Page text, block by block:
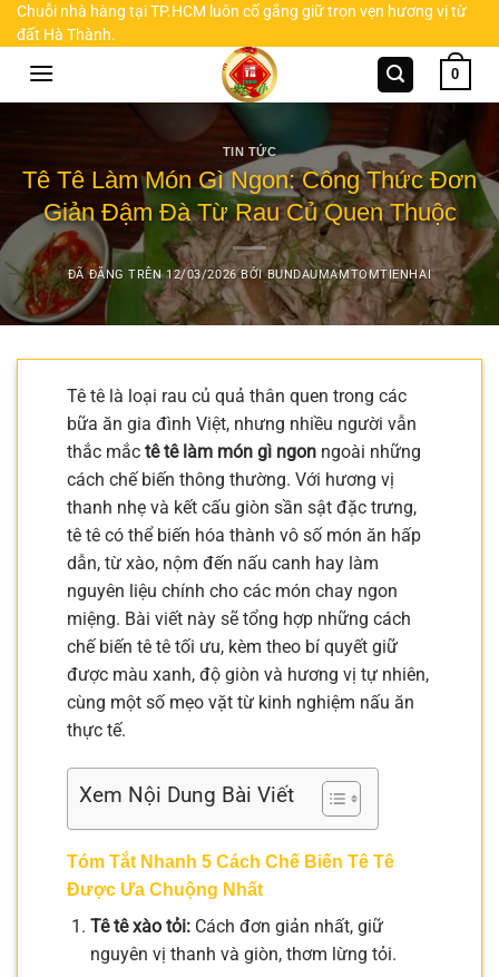
Chuyển
đến
Chuỗi nhà hàng tại TP.HCM luôn cố gắng giữ trọn vẹn hương vị từ
đất Hà Thành.
0
TIN TỨC
Tê Tê Làm Món Gì Ngon: Công Thức Đơn
Giản Đậm Đà Từ Rau Củ Quen Thuộc
ĐÃ ĐĂNG TRÊN12/03/2026 BỞI BUNDAUMAMTOMTIENHAI
Tê tê là loại rau củ quả thân quen trong các
bữa ăn gia đình Việt, nhưng nhiều người vẫn
thắc mắc tê tê làm món gì ngon ngoài những
cách chế biến thông thường. Với hương vị
thanh nhẹ và kết cấu giòn sần sật đặc trưng,
tê tê có thể biến hóa thành vô số món ăn hấp
dẫn, từ xào, nộm đến nấu canh hay làm
nguyên liệu chính cho các món chay ngon
miệng. Bài viết này sẽ tổng hợp những cách
chế biến tê tê tối ưu, kèm theo bí quyết giữ
được màu xanh, độ giòn và hương vị tự nhiên,
cùng một số mẹo vặt từ kinh nghiệm nấu ăn
thực tế.
Xem Nội Dung Bài Viết
Tóm Tắt Nhanh 5 Cách Chế Biến Tê Tê
Được Ưa Chuộng Nhất
Tê tê xào tỏi:Cách đơn giản nhất, giữ
nguyên vị thanh và giòn, thơm lừng tỏi.